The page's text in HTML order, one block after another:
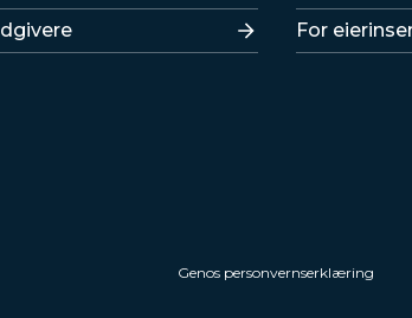
For
Genos personvernserklæring